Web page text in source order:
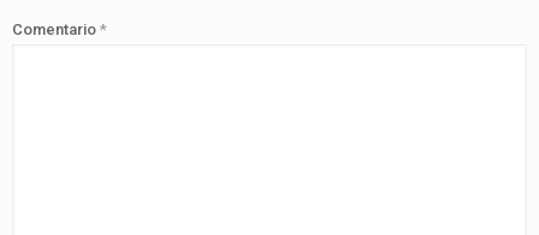
Comentario *